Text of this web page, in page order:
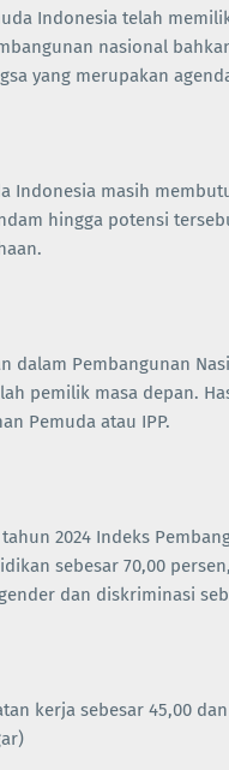
Indonesia telah
nasional
yang merupakan
Indonesia masih
hingga potensi
dalam Pembangunan
pemilik masa depan.
Pemuda atau IPP.
2024 Indeks
sebesar 70,00
dan diskriminasi
kerja sebesar 45,00